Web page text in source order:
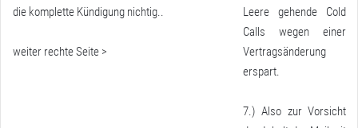
die komplette Kündigung nichtig..
weiter rechte Seite >
Leere gehende Cold
Calls wegen einer
Vertragsänderung
erspart.
7.) Also zur Vorsicht